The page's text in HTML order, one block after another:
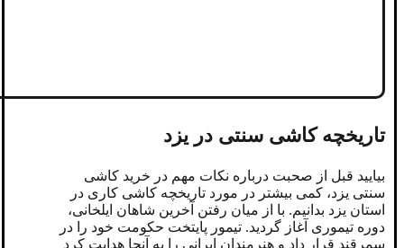
تاریخچه کاشی سنتی در یزد
بیایید قبل از صحبت درباره نکات مهم در خرید کاشی
سنتی یزد، کمی بیشتر در مورد تاریخچه کاشی کاری در
استان یزد بدانیم. با از میان رفتن آخرین شاهان ایلخانی،
دوره تیموری آغاز گردید. تیمور پایتخت حکومت خود را در
سمرقند قرار داد و هنرمندان ایرانی را به آنجا هدایت کرد